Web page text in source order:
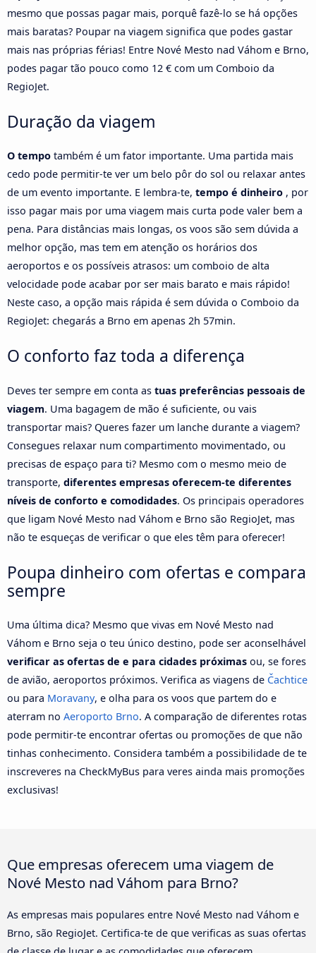
mesmo que possas pagar mais, porquê fazê-lo se há opções
mais baratas? Poupar na viagem significa que podes gastar
mais nas próprias férias! Entre Nové Mesto nad Váhom e Brno,
podes pagar tão pouco como 12 € com um Comboio da
RegioJet.
Duração da viagem
O tempo também é um fator importante. Uma partida mais
cedo pode permitir-te ver um belo pôr do sol ou relaxar antes
de um evento importante. E lembra-te, tempo é dinheiro , por
isso pagar mais por uma viagem mais curta pode valer bem a
pena. Para distâncias mais longas, os voos são sem dúvida a
melhor opção, mas tem em atenção os horários dos
aeroportos e os possíveis atrasos: um comboio de alta
velocidade pode acabar por ser mais barato e mais rápido!
Neste caso, a opção mais rápida é sem dúvida o Comboio da
RegioJet: chegarás a Brno em apenas 2h 57min.
O conforto faz toda a diferença
Deves ter sempre em conta as tuas preferências pessoais de
viagem. Uma bagagem de mão é suficiente, ou vais
transportar mais? Queres fazer um lanche durante a viagem?
Consegues relaxar num compartimento movimentado, ou
precisas de espaço para ti? Mesmo com o mesmo meio de
transporte, diferentes empresas oferecem-te diferentes
níveis de conforto e comodidades. Os principais operadores
que ligam Nové Mesto nad Váhom e Brno são RegioJet, mas
não te esqueças de verificar o que eles têm para oferecer!
Poupa dinheiro com ofertas e compara
sempre
Uma última dica? Mesmo que vivas em Nové Mesto nad
Váhom e Brno seja o teu único destino, pode ser aconselhável
verificar as ofertas de e para cidades próximas ou, se fores
de avião, aeroportos próximos. Verifica as viagens de Čachtice
ou para Moravany, e olha para os voos que partem do e
aterram no Aeroporto Brno. A comparação de diferentes rotas
pode permitir-te encontrar ofertas ou promoções de que não
tinhas conhecimento. Considera também a possibilidade de te
inscreveres na CheckMyBus para veres ainda mais promoções
exclusivas!
Que empresas oferecem uma viagem de
Nové Mesto nad Váhom para Brno?
As empresas mais populares entre Nové Mesto nad Váhom e
Brno, são RegioJet. Certifica-te de que verificas as suas ofertas